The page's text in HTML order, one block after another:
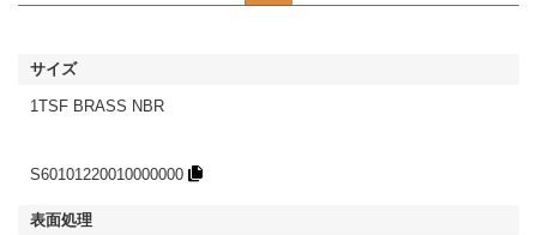
1TSF BRASS NBR
S60101220010000000